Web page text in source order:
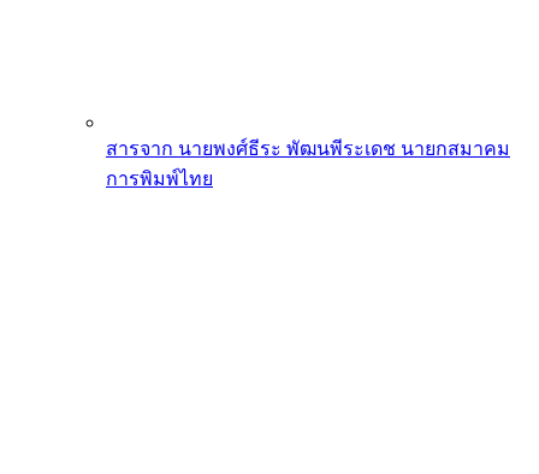
สารจาก นายพงศ์ธีระ พัฒนพีระเดช นายกสมาคม
การพิมพ์ไทย